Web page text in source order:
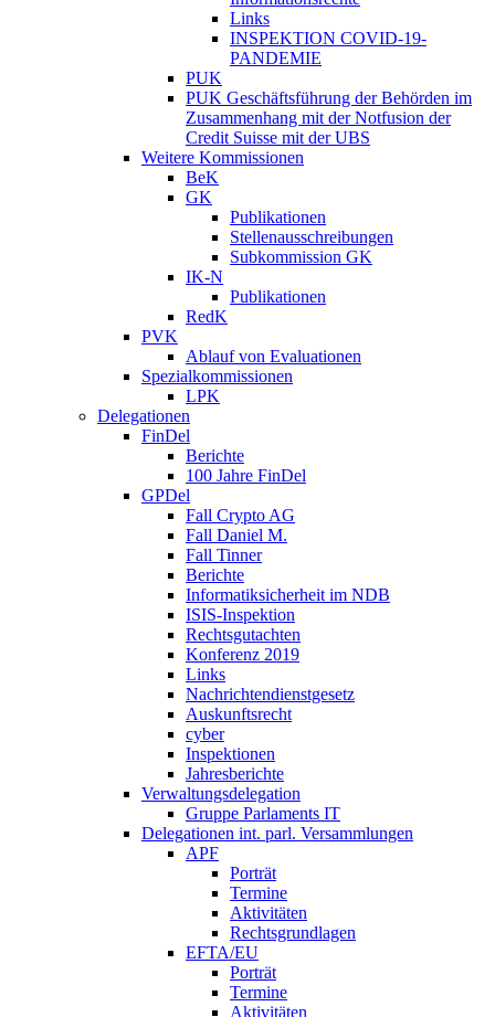
Links
INSPEKTION COVID-19-
PANDEMIE
PUK
PUK Geschäftsführung der Behörden im
Zusammenhang mit der Notfusion der
Credit Suisse mit der UBS
Weitere Kommissionen
BeK
GK
Publikationen
Stellenausschreibungen
Subkommission GK
IK-N
Publikationen
RedK
PVK
Ablauf von Evaluationen
Spezialkommissionen
LPK
Delegationen
FinDel
Berichte
100 Jahre FinDel
GPDel
Fall Crypto AG
Fall Daniel M.
Fall Tinner
Berichte
Informatiksicherheit ­im NDB
ISIS-Inspektion
Rechtsgutachten
Konferenz 2019
Links
Nachrichtendienstgesetz
Auskunftsrecht
cyber
Inspektionen
Jahresberichte
Verwaltungsdelegation
Gruppe Parlaments IT
Delegationen int. parl. Versammlungen
APF
Porträt
Termine
Aktivitäten
Rechtsgrundlagen
EFTA/EU
Porträt
Termine
Aktivitäten